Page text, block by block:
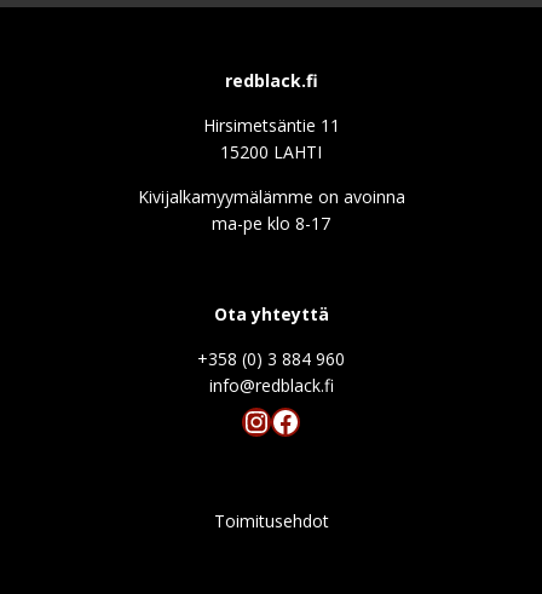
redblack.fi
Hirsimetsäntie 11
15200 LAHTI
Kivijalkamyymälämme on avoinna
ma-pe klo 8-17
Ota yhteyttä
+358 (0) 3 884 960
info@redblack.f
Instagram
Facebook
Toimitusehdot